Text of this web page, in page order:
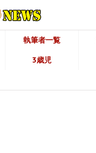
執筆者一覧
3歳児